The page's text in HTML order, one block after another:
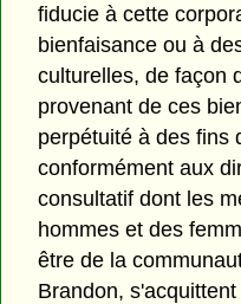
fiducie à cette
bienfaisance ou à
culturelles, de façon
provenant de ces
perpétuité à des fins
conformément aux
consultatif dont les
hommes et des
être de la
Brandon,